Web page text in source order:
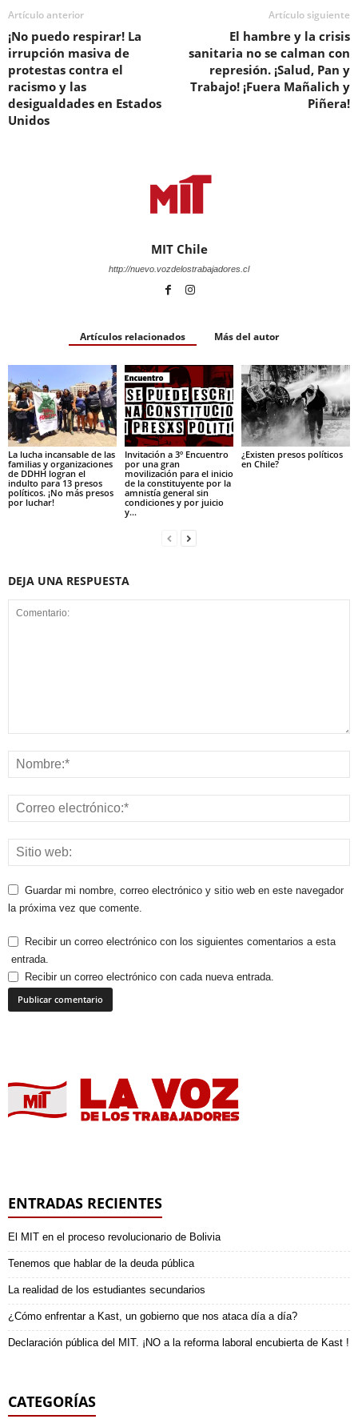
Artículo anterior
¡No puedo respirar! La
irrupción masiva de
protestas contra el
racismo y las
desigualdades en Estados
Unidos
Artículo siguiente
El hambre y la crisis
sanitaria no se calman con
represión. ¡Salud, Pan y
Trabajo! ¡Fuera Mañalich y
Piñera!
MIT Chile
http://nuevo.vozdelostrabajadores.cl
Artículos relacionados Más del autor
La lucha incansable de las
familias y organizaciones
de DDHH logran el
indulto para 13 presos
políticos. ¡No más presos
por luchar!
Invitación a 3º Encuentro
por una gran
movilización para el inicio
de la constituyente por la
amnistía general sin
condiciones y por juicio
y...
¿Existen presos políticos
en Chile?
DEJA UNA RESPUESTA
Guardar mi nombre, correo electrónico y sitio web en este navegador
la próxima vez que comente.
Recibir un correo electrónico con los siguientes comentarios a esta
entrada.
Recibir un correo electrónico con cada nueva entrada.
ENTRADAS RECIENTES
El MIT en el proceso revolucionario de Bolivia
Tenemos que hablar de la deuda pública
La realidad de los estudiantes secundarios
¿Cómo enfrentar a Kast, un gobierno que nos ataca día a día?
Declaración pública del MIT. ¡NO a la reforma laboral encubierta de Kast !
CATEGORÍAS